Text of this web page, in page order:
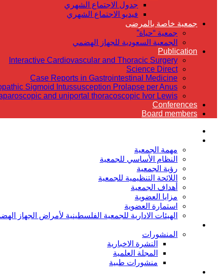
جدول الاجتماع الشهري
فيديو الاجتماع الشهري
جمعية خاصة بالمرضى
جمعية “حياة”
الجمعية السعودية للجهاز الهضمي
Publication
Interactive Cardiovascular and Thoracic Surgery
Science Direct
Case Reports in Gastrointestinal Medicine
Sigmoid Intussusception Prolapse per Anus
and uniportal thoracoscopic Ivor Lewis
Conferences
Board members
مهمة الجمعية
النظام الأساسي للجمعية
رؤية الجمعية
اللائحة التنظيمية للجمعية
أهداف الجمعية
مزايا العضوية
استمارة العضوية
الهيئات الادارية للجمعية الفلسطينية لأمراض الجهاز
المنشورات
النشرة الاخبارية
المجلة العلمية
منشورات طبية